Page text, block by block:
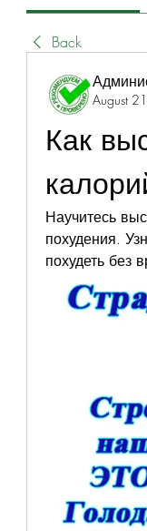
Back
August
Как
Научитесь
похудения.
похудеть без